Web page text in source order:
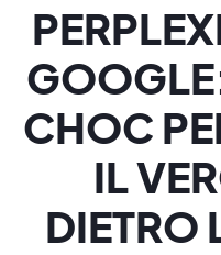
CHOC
IL
DIETRO